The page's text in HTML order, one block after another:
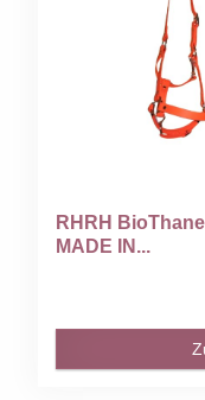
RHRH
MADE IN...